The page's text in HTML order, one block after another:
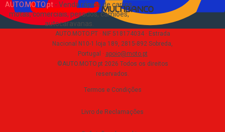
AUTO.MOTO.pt- Venda rápida de carros,
motas, comerciais, pesados, camiões,
autocaravanas
AUTO.MOTO.PT · NIF 518174034 · Estrada
Nacional N10-1 loja 189, 2815-892 Sobreda,
Portugal · apoio@moto.pt
©AUTO.MOTO.pt 2026 Todos os direitos
reservados.
Termos e Condições
Livro de Reclamações